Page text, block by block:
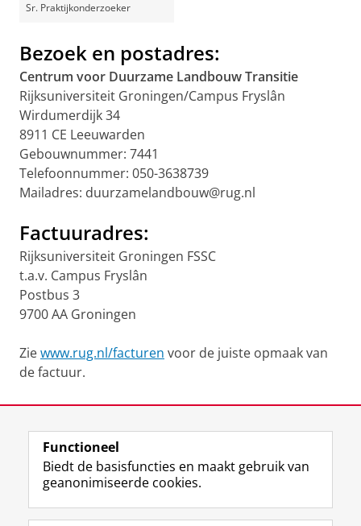
Sr. Praktijkonderzoeker
Bezoek en postadres:
Centrum voor Duurzame Landbouw Transitie
Rijksuniversiteit Groningen/Campus Fryslân
Wirdumerdijk 34
8911 CE Leeuwarden
Gebouwnummer: 7441
Telefoonnummer: 050-3638739
Mailadres: duurzamelandbouw@rug.nl
Factuuradres:
Rijksuniversiteit Groningen FSSC
t.a.v. Campus Fryslân
Postbus 3
9700 AA Groningen
Ziewww.rug.nl/facturen voor de juiste opmaak van
de factuur.
View this page in:English
Volg de RUG
F
L
R I
Y
Functioneel
Biedt de basisfuncties en maakt gebruik van
geanonimiseerde cookies.